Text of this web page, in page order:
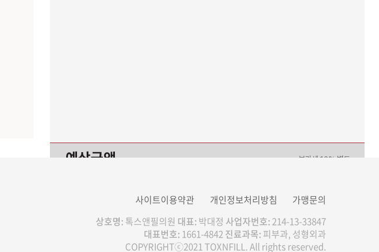
예상금액 부가세 10% 별도
사이트이용약관 개인정보처리방침
가맹문의
상호명: 톡스앤필의원 대표: 박대정 사업자번호: 214-13-33847
대표번호: 1661-4842진료과목: 피부과, 성형외과
COPYRIGHTⓒ2021 TOXNFILL. All rights reserved.